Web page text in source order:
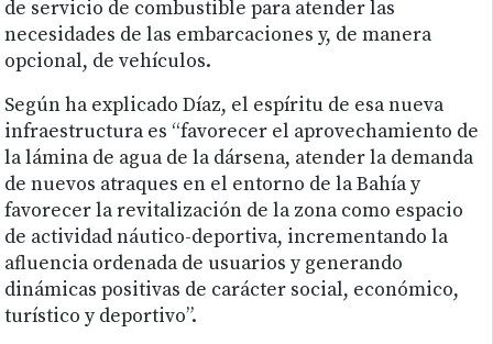
de servicio de combustible para atender las
necesidades de las embarcaciones y, de manera
opcional, de vehículos.
Según ha explicado Díaz, el espíritu de esa nueva
infraestructura es “favorecer el aprovechamiento de
la lámina de agua de la dársena, atender la demanda
de nuevos atraques en el entorno de la Bahía y
favorecer la revitalización de la zona como espacio
de actividad náutico-deportiva, incrementando la
afluencia ordenada de usuarios y generando
dinámicas positivas de carácter social, económico,
turístico y deportivo”.